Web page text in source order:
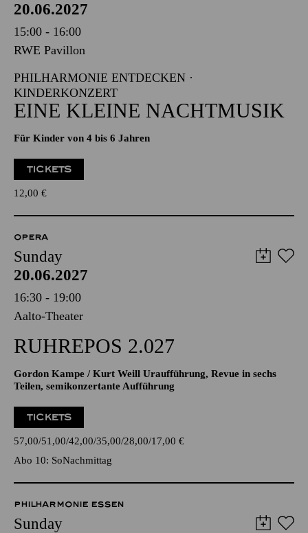
20.06.2027
15:00 - 16:00
RWE Pavillon
PHILHARMONIE ENTDECKEN ·
KINDERKONZERT
EINE KLEINE NACHTMUSIK
Für Kinder von 4 bis 6 Jahren
TICKETS
12,00 €
OPERA
Sunday
20.06.2027
16:30 - 19:00
Aalto-Theater
RUHREPOS 2.027
Gordon Kampe / Kurt Weill Uraufführung, Revue in sechs
Teilen, semikonzertante Aufführung
TICKETS
57,00 51,00 42,00 35,00 28,00 17,00 €
Abo 10: SoNachmittag
PHILHARMONIE ESSEN
Sunday